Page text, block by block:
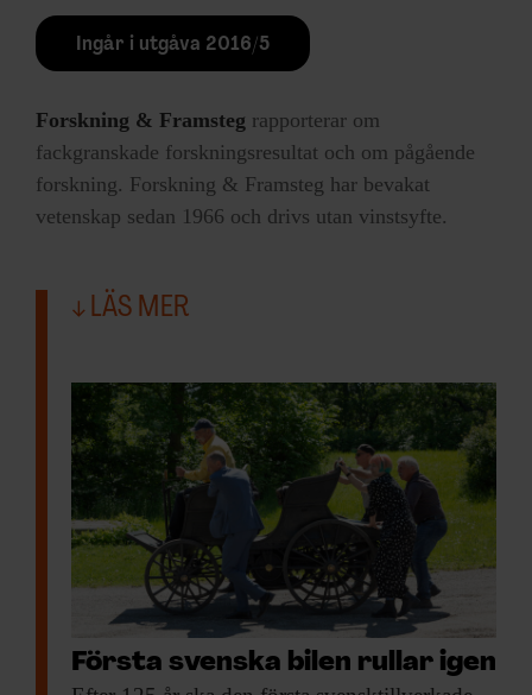
Ingår i utgåva 2016/5
Forskning & Framsteg rapporterar om
fackgranskade forskningsresultat och om pågående
forskning. Forskning & Framsteg har bevakat
vetenskap sedan 1966 och drivs utan vinstsyfte.
LÄS MER
Första svenska bilen rullar igen